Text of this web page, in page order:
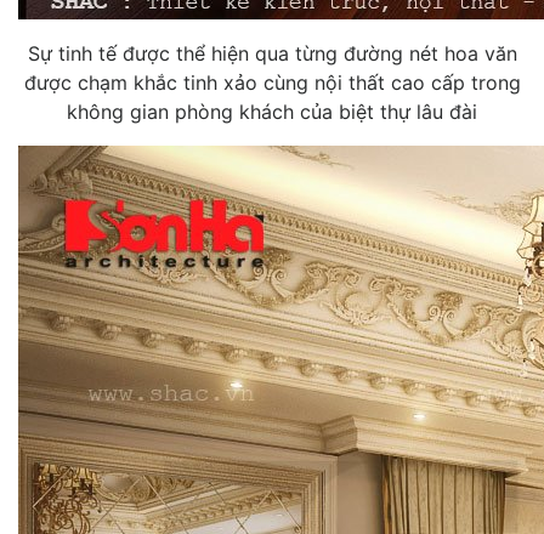
Sự tinh tế được thể hiện qua từng đường nét hoa văn
được chạm khắc tinh xảo cùng nội thất cao cấp trong
không gian phòng khách của biệt thự lâu đài